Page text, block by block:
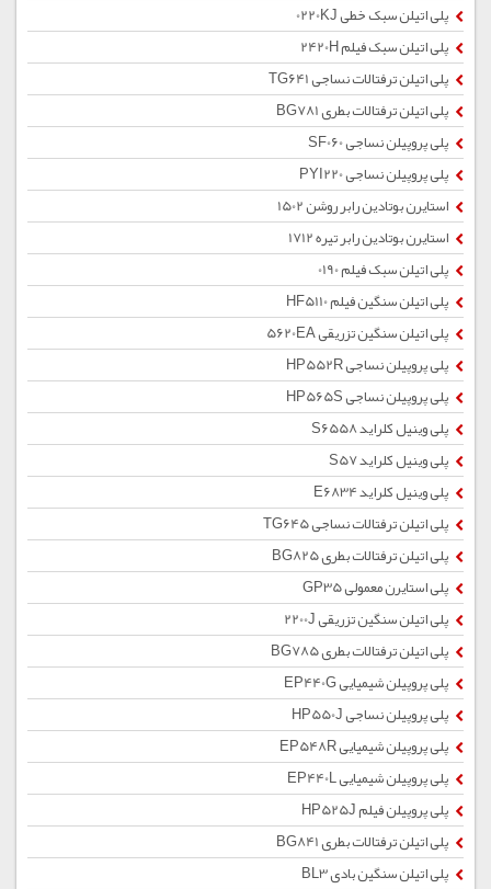
پلی اتیلن سبک خطی 0220KJ
پلی اتیلن سبک فیلم 2420H
پلی اتیلن ترفتالات نساجی TG641
پلی اتیلن ترفتالات بطری BG781
پلی پروپیلن نساجی SF060
پلی پروپیلن نساجی PYI220
استایرن بوتادین رابر روشن 1502
استایرن بوتادین رابر تیره 1712
پلی اتیلن سبک فیلم 0190
پلی اتیلن سنگین فیلم HF5110
پلی اتیلن سنگین تزریقی 5620EA
پلی پروپیلن نساجی HP552R
پلی پروپیلن نساجی HP565S
پلی وینیل کلراید S6558
پلی وینیل کلراید S57
پلی وینیل کلراید E6834
پلی اتیلن ترفتالات نساجی TG645
پلی اتیلن ترفتالات بطری BG825
پلی استایرن معمولی GP35
پلی اتیلن سنگین تزریقی 2200J
پلی اتیلن ترفتالات بطری BG785
پلی پروپیلن شیمیایی EP440G
پلی پروپیلن نساجی HP550J
پلی پروپیلن شیمیایی EP548R
پلی پروپیلن شیمیایی EP440L
پلی پروپیلن فیلم HP525J
پلی اتیلن ترفتالات بطری BG841
پلی اتیلن سنگین بادی BL3